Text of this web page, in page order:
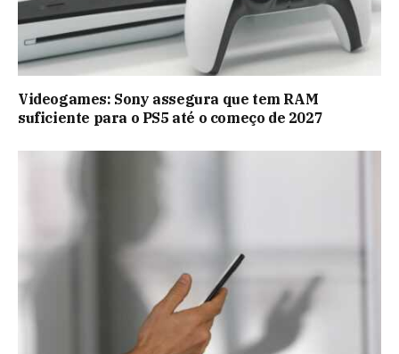
Videogames: Sony assegura que tem RAM
suficiente para o PS5 até o começo de 2027